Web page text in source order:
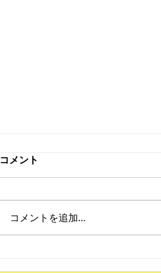
節 結果！
コメント
コメントを追加…